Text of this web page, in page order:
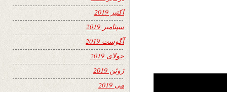
اکتبر 2019
سپتامبر 2019
آگوست 2019
جولای 2019
ژوئن 2019
می 2019